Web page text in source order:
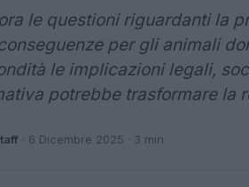
le questioni riguardanti la
per gli animali
le implicazioni legali,
potrebbe trasformare la
· 6 Dicembre 2025 · 3 min